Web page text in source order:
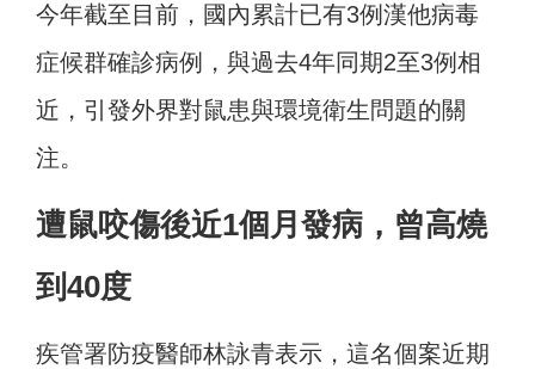
今年截至目前，國內累計已有3例漢他病毒
症候群確診病例，與過去4年同期2至3例相
近，引發外界對鼠患與環境衛生問題的關
注。
遭鼠咬傷後近1個月發病，曾高燒
到40度
疾管署防疫醫師林詠青表示，這名個案近期